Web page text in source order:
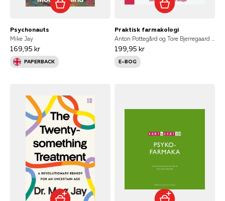
Psychonauts
Mike Jay
169,95 kr
PAPERBACK
Praktisk farmakologi
199,95 kr
E-BOG